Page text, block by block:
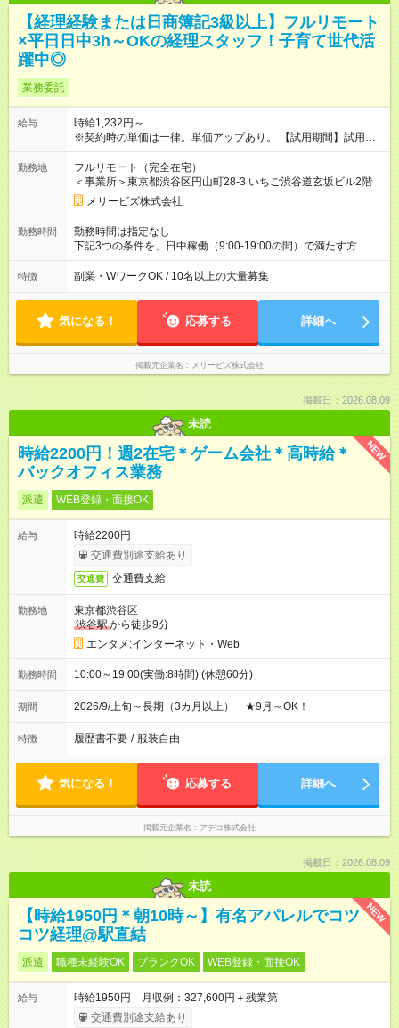
【経理経験または日商簿記3級以上】フルリモート
×平日日中3h～OKの経理スタッフ！子育て世代活
躍中◎
業務委託
給与
時給1,232円～
※契約時の単価は一律。単価アップあり。 【試用期間】試用期
間なし
勤務地
フルリモート（完全在宅）
＜事業所＞東京都渋谷区円山町28-3 いちご渋谷道玄坂ビル2階
メリービズ株式会社
勤務時間
勤務時間は指定なし
下記3つの条件を、日中稼働（9:00-19:00の間）で満たす方
・ 週あたり【平日3日】 以上 ・1日あたり【連続3時間】 以上
・週合計【15時間】以上 ※月末月初につきましては、業務の性
特徴 副業・WワークOK / 10名以上の大量募集
気になる！ 応募する 詳細へ
掲載元企業名 メリービズ株式会社
掲載日：2026.08.09
未読
NEW
時給2200円！週2在宅＊ゲーム会社＊高時給＊
バックオフィス業務
派遣 WEB登録・面接OK
給与
時給2200円
交通費別途支給あり
交通費 交通費支給
勤務地
東京都渋谷区
渋谷駅から徒歩9分
エンタメ;インターネット・Web
勤務時間 10:00～19:00(実働:8時間) (休憩60分)
期間 2026/9/上旬～長期（3カ月以上） ★9月～OK！
特徴 履歴書不要 / 服装自由
気になる！ 応募する 詳細へ
掲載元企業名 アデコ株式会社
掲載日：2026.08.09
未読
NEW
【時給1950円＊朝10時～】有名アパレルでコツ
コツ経理@駅直結
派遣 職種未経験OK ブランクOK WEB登録・面接OK
給与
時給1950円 月収例：327,600円＋残業第
交通費別途支給あり